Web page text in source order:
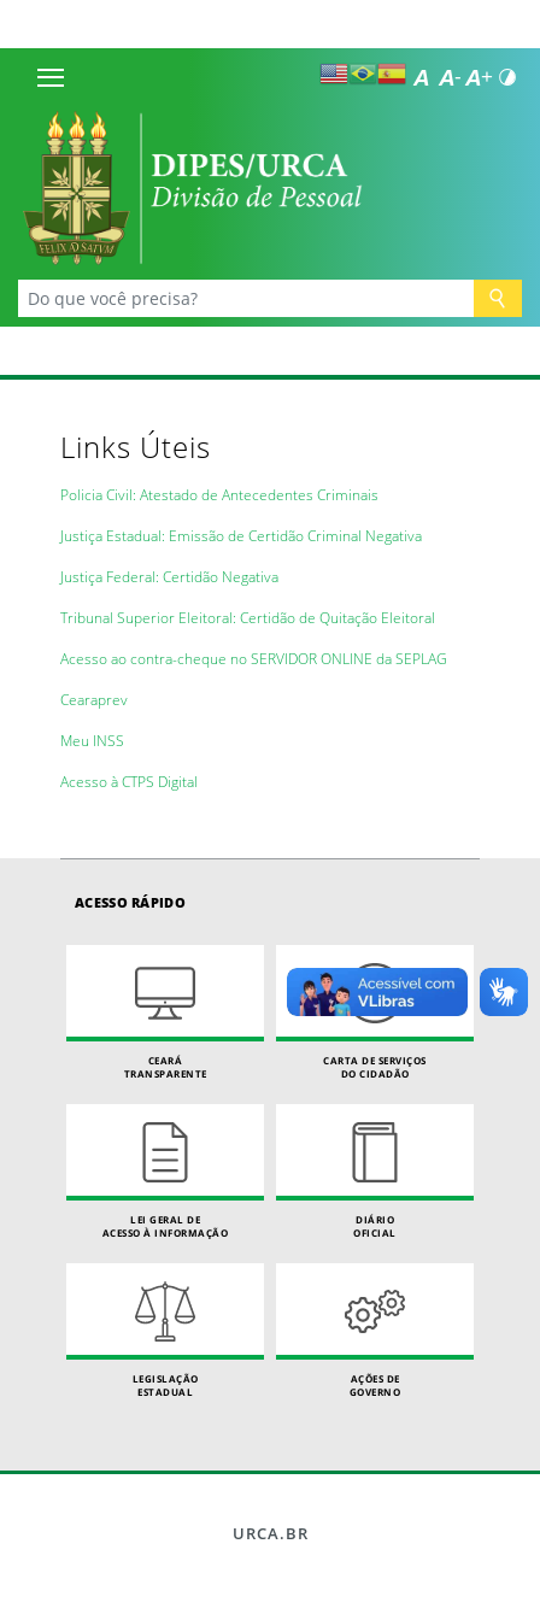
Links Úteis
Policia Civil: Atestado de Antecedentes Criminais
Justiça Estadual: Emissão de Certidão Criminal Negativa
Justiça Federal: Certidão Negativa
Tribunal Superior Eleitoral: Certidão de Quitação Eleitoral
Acesso ao contra-cheque no SERVIDOR ONLINE da SEPLAG
Cearaprev
Meu INSS
Acesso à CTPS Digital
ACESSO RÁPIDO
CEARÁ
TRANSPARENTE
CARTA DE SERVIÇOS
DO CIDADÃO
LEI GERAL DE
ACESSO À INFORMAÇÃO
DIÁRIO
OFICIAL
LEGISLAÇÃO
ESTADUAL
AÇÕES DE
GOVERNO
URCA.BR